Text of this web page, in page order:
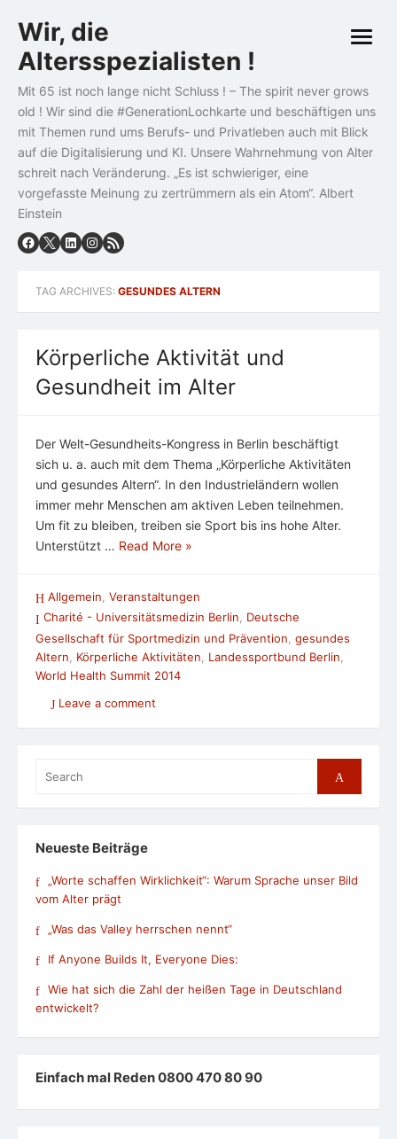
to
content
Wir, die
Altersspezialisten !
Mit 65 ist noch lange nicht Schluss ! – The spirit never grows
old ! Wir sind die #GenerationLochkarte und beschäftigen uns
mit Themen rund ums Berufs- und Privatleben auch mit Blick
auf die Digitalisierung und KI. Unsere Wahrnehmung von Alter
schreit nach Veränderung. „Es ist schwieriger, eine
vorgefasste Meinung zu zertrümmern als ein Atom“. Albert
Einstein
open
TAG ARCHIVES: GESUNDES ALTERN
Körperliche Aktivität und
Gesundheit im Alter
Der Welt-Gesundheits-Kongress in Berlin beschäftigt
sich u. a. auch mit dem Thema „Körperliche Aktivitäten
und gesundes Altern“. In den Industrieländern wollen
immer mehr Menschen am aktiven Leben teilnehmen.
Um fit zu bleiben, treiben sie Sport bis ins hohe Alter.
Unterstützt … Read More »
Allgemein Veranstaltungen
Charité - Universitätsmedizin Berlin, Deutsche
Gesellschaft für Sportmedizin und Prävention gesundes
Altern
Körperliche Aktivitäten Landessportbund Berlin
World Health Summit 2014
Leave a comment
for:
Search
Neueste Beiträge
„Worte schaffen Wirklichkeit“: Warum Sprache unser Bild
vom Alter prägt
„Was das Valley herrschen nennt“
If Anyone Builds It, Everyone Dies:
Wie hat sich die Zahl der heißen Tage in Deutschland
entwickelt?
Einfach mal Reden 0800 470 80 90